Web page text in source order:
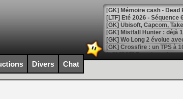
[LTF] Eté 2026 - Séquence
[GK] Mistfall Hunter : déjà
[GK] Wo Long 2 évolue
[GK] Crossfire : un TPS à
[LS] [PS5] Premiers
Divers Chat